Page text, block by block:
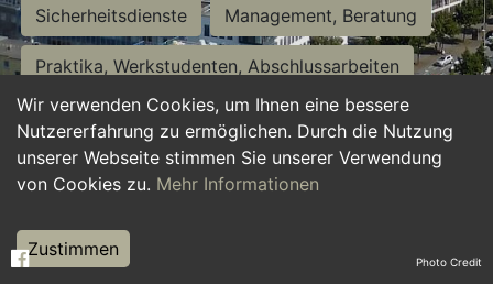
Wir verwenden Cookies, um Ihnen eine bessere
Nutzererfahrung zu ermöglichen. Durch die Nutzung
unserer Webseite stimmen Sie unserer Verwendung
von Cookies zu. Mehr Informationen
Zustimmen
Sicherheitsdienste Management, Beratung
Praktika, Werkstudenten, Abschlussarbeiten
Personalwesen Assistenz, Sekretariat
Hilfskräfte, Aushilfs- und Nebenjobs
Weiterbildung, Studium, duale Ausbildung Photo Credit